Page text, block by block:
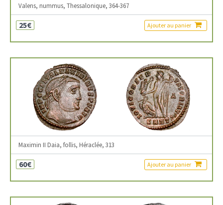
Valens, nummus, Thessalonique, 364-367
25€ Ajouter au panier
Maximin II Daia, follis, Héraclée, 313
60€ Ajouter au panier